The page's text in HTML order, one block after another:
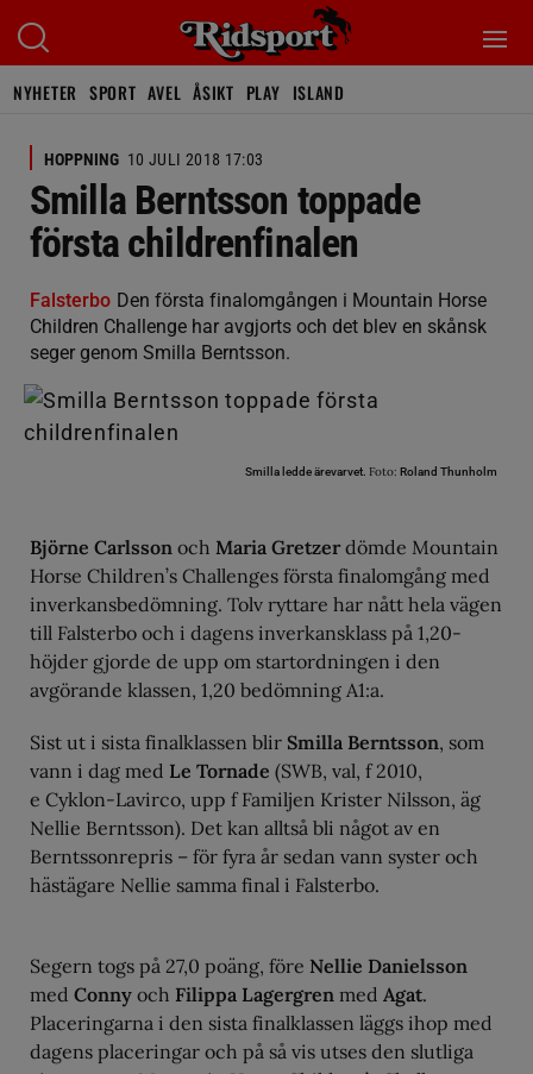
NYHETER SPORT AVEL ÅSIKT PLAY ISLAND
HOPPNING 10 JULI 2018 17:03
Smilla Berntsson toppade
första childrenfinalen
Falsterbo Den första finalomgången i Mountain Horse
Children Challenge har avgjorts och det blev en skånsk
seger genom Smilla Berntsson.
Smilla ledde ärevarvet. Foto: Roland Thunholm
Björne Carlsson och Maria Gretzer dömde Mountain
Horse Children’s Challenges första finalomgång med
inverkansbedömning. Tolv ryttare har nått hela vägen
till Falsterbo och i dagens inverkansklass på 1,20-
höjder gjorde de upp om startordningen i den
avgörande klassen, 1,20 bedömning A1:a.
Sist ut i sista finalklassen blir Smilla Berntsson, som
vann i dag med Le Tornade (SWB, val, f 2010,
e Cyklon-Lavirco, upp f Familjen Krister Nilsson, äg
Nellie Berntsson). Det kan alltså bli något av en
Berntssonrepris – för fyra år sedan vann syster och
hästägare Nellie samma final i Falsterbo.
Segern togs på 27,0 poäng, före Nellie Danielsson
med Conny och Filippa Lagergren med Agat.
Placeringarna i den sista finalklassen läggs ihop med
dagens placeringar och på så vis utses den slutliga